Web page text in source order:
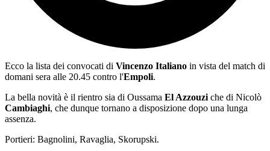
Ecco la lista dei convocati di Vincenzo Italiano in vista del match di
domani sera alle 20.45 contro l'Empoli.
La bella novità è il rientro sia di Oussama El Azzouzi che di Nicolò
Cambiaghi, che dunque tornano a disposizione dopo una lunga
assenza.
Portieri: Bagnolini, Ravaglia, Skorupski.